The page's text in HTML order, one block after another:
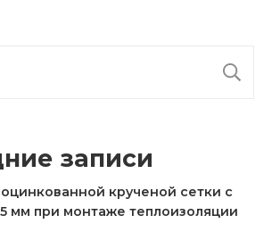
записи
крученой сетки с
мм при монтаже теплоизоляции